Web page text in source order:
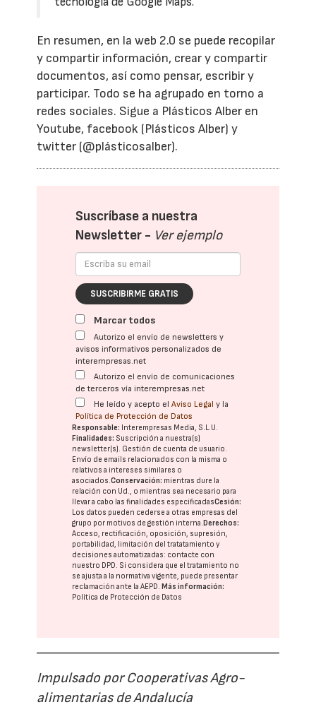
En resumen, en la web 2.0 se puede recopilar
y compartir información, crear y compartir
documentos, así como pensar, escribir y
participar. Todo se ha agrupado en torno a
redes sociales. Sigue a Plásticos Alber en
Youtube, facebook (Plásticos Alber) y
twitter (@plásticosalber).
Suscríbase a nuestra
Newsletter - Ver ejemplo
SUSCRIBIRME GRATIS
Marcar todos
Autorizo el envío de newsletters y
avisos informativos personalizados de
interempresas.net
Autorizo el envío de comunicaciones
de terceros vía interempresas.net
He leído y acepto elAviso Legal y la
Política de Protección de Datos
Responsable: Interempresas Media, S.L.U.
Finalidades: Suscripción a nuestra(s)
newsletter(s). Gestión de cuenta de usuario.
Envío de emails relacionados con la misma o
relativos a intereses similares o
asociados.Conservación: mientras dure la
relación con Ud., o mientras sea necesario para
llevar a cabo las finalidades especificadasCesión:
Los datos pueden cederse a otras empresas del
grupo por motivos de gestión interna.Derechos:
Acceso, rectificación, oposición, supresión,
portabilidad, limitación del tratatamiento y
decisiones automatizadas: contacte con
nuestro DPD. Si considera que el tratamiento no
se ajusta a la normativa vigente, puede presentar
reclamación ante laAEPD.Más información:
Política de Protección de Datos
Impulsado por Cooperativas Agro-
alimentarias de Andalucía